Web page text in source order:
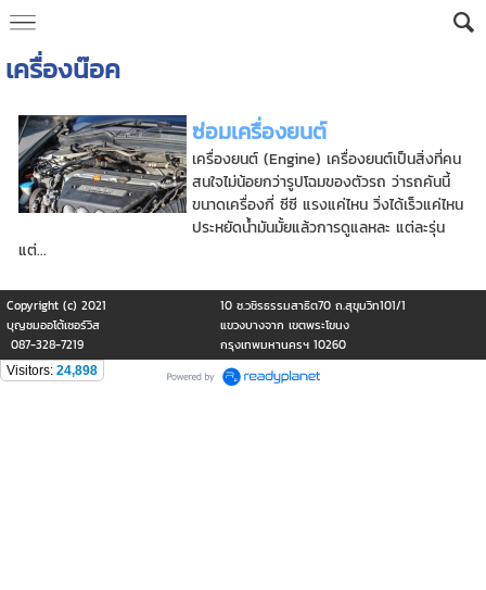
เครื่องน๊อค
ซ่อมเครื่องยนต์
เครื่องยนต์ (Engine) เครื่องยนต์เป็นสิ่งที่คน
สนใจไม่น้อยกว่ารูปโฉมของตัวรถ ว่ารถคันนี้
ขนาดเครื่องกี่ ซีซี แรงแค่ไหน วิ่งได้เร็วแค่ไหน
ประหยัดน้ำมันมั้ยแล้วการดูแลหละ แต่ละรุ่น
แต่...
Copyright (c) 2021
10 ซ.วชิรธรรมสาธิต70 ถ.สุขุมวิท101/1
บุญชมออโต้เซอร์วิส
แขวงบางจาก เขตพระโขนง
087-328-7219
กรุงเทพมหานครฯ 10260
Visitors: 24,898